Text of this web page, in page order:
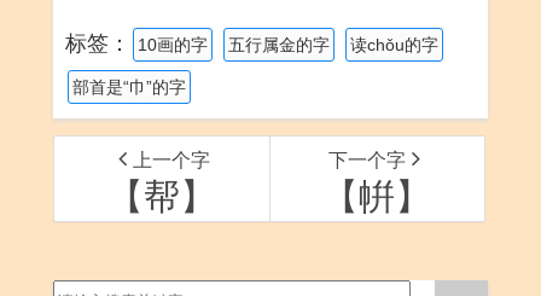
标签： 10画的字 五行属金的字 读chǒu的字
部首是“巾”的字
上一个字
【帮】
下一个字
【帲】